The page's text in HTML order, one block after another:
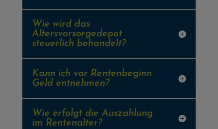
Wie wird das
Altersvorsorgedepot
steuerlich behandelt?
Kann ich vor Rentenbeginn
Geld entnehmen?
Wie erfolgt die Auszahlung
im Rentenalter?